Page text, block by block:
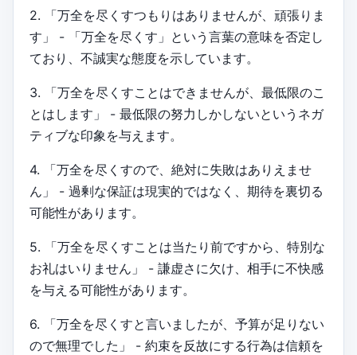
2. 「万全を尽くすつもりはありませんが、頑張りま
す」 - 「万全を尽くす」という言葉の意味を否定し
ており、不誠実な態度を示しています。
3. 「万全を尽くすことはできませんが、最低限のこ
とはします」 - 最低限の努力しかしないというネガ
ティブな印象を与えます。
4. 「万全を尽くすので、絶対に失敗はありえませ
ん」 - 過剰な保証は現実的ではなく、期待を裏切る
可能性があります。
5. 「万全を尽くすことは当たり前ですから、特別な
お礼はいりません」 - 謙虚さに欠け、相手に不快感
を与える可能性があります。
6. 「万全を尽くすと言いましたが、予算が足りない
ので無理でした」 - 約束を反故にする行為は信頼を